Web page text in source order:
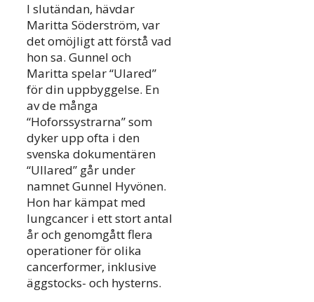
I slutändan, hävdar
Maritta Söderström, var
det omöjligt att förstå vad
hon sa. Gunnel och
Maritta spelar “Ulared”
för din uppbyggelse. En
av de många
“Hoforssystrarna” som
dyker upp ofta i den
svenska dokumentären
“Ullared” går under
namnet Gunnel Hyvönen.
Hon har kämpat med
lungcancer i ett stort antal
år och genomgått flera
operationer för olika
cancerformer, inklusive
äggstocks- och hysterns.